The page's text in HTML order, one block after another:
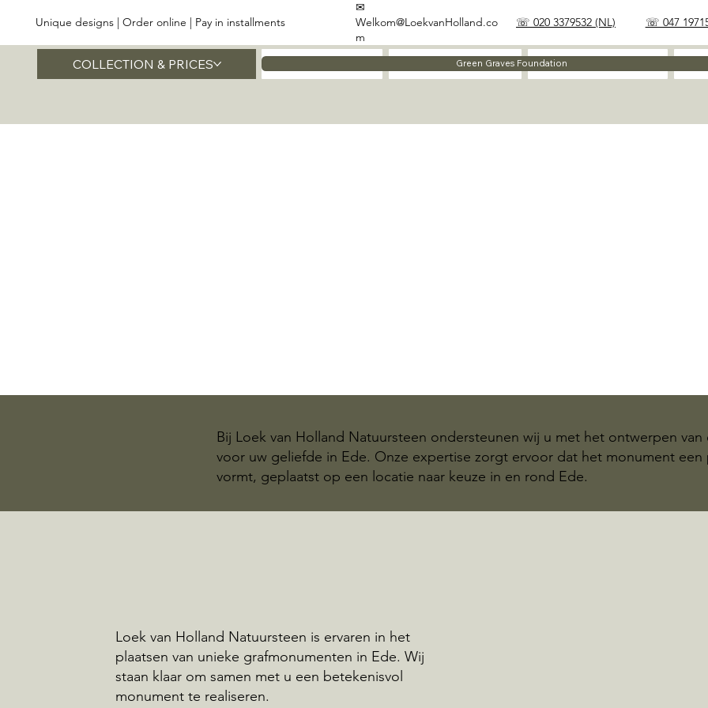
Unique designs | Order online | Pay in installments ☏ 020 3379532 (NL) ☏ 047
✉
Welkom@LoekvanHolland.co
m
COLLECTION & PRICES Method
Green Graves Foundation
Bij Loek van Holland Natuursteen ondersteunen wij u met het ontwerpen van
voor uw geliefde in Ede. Onze expertise zorgt ervoor dat het monument een
vormt, geplaatst op een locatie naar keuze in en rond Ede.
Loek van Holland Natuursteen is ervaren in het
plaatsen van unieke grafmonumenten in Ede. Wij
staan klaar om samen met u een betekenisvol
monument te realiseren.